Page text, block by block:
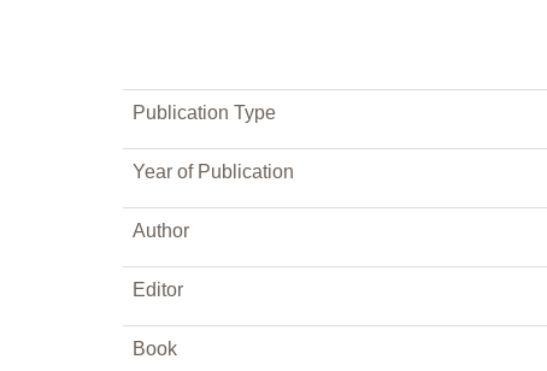
Publication Type
Year of Publication
Author
Editor
Book